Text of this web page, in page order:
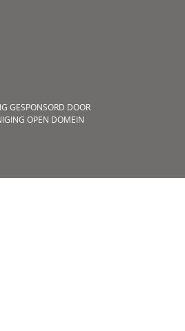
GESPONSORD DOOR
OPEN DOMEIN